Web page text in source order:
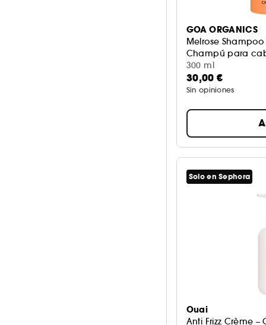
GOA ORGANICS
Melrose Shampoo
Champú para
300 ml
30,00 €
Sin opiniones
Solo en Sephora
Ouai
Anti Frizz Crème –